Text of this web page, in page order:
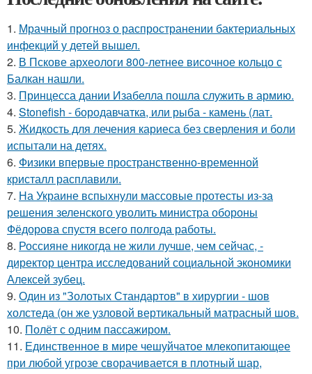
1. Мрачный прогноз о распространении бактериальных
инфекций у детей вышел.
2. В Пскове археологи 800-летнее височное кольцо с
Балкан нашли.
3. Принцесса дании Изабелла пошла служить в армию.
4. Stonefish - бородавчатка, или рыба - камень (лат.
5. Жидкость для лечения кариеса без сверления и боли
испытали на детях.
6. Физики впервые пространственно-временной
кристалл расплавили.
7. На Украине вспыхнули массовые протесты из-за
решения зеленского уволить министра обороны
Фёдорова спустя всего полгода работы.
8. Россияне никогда не жили лучше, чем сейчас, -
директор центра исследований социальной экономики
Алексей зубец.
9. Один из "Золотых Стандартов" в хирургии - шов
холстеда (он же узловой вертикальный матрасный шов.
10. Полёт с одним пассажиром.
11. Единственное в мире чешуйчатое млекопитающее
при любой угрозе сворачивается в плотный шар,